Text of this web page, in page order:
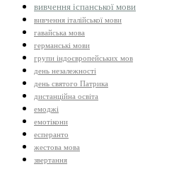
вивчення іспанської мови
вивчення італійської мови
гавайська мова
германські мови
групи індоєвропейських мов
день незалежності
день святого Патрика
дистанційна освіта
емоджі
емотікони
есперанто
жестова мова
звертання